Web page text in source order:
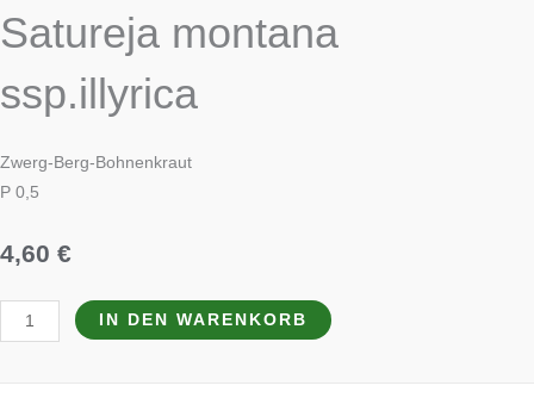
Satureja montana
ssp.illyrica
Zwerg-Berg-Bohnenkraut
P 0,5
4,60 €
IN DEN WARENKORB